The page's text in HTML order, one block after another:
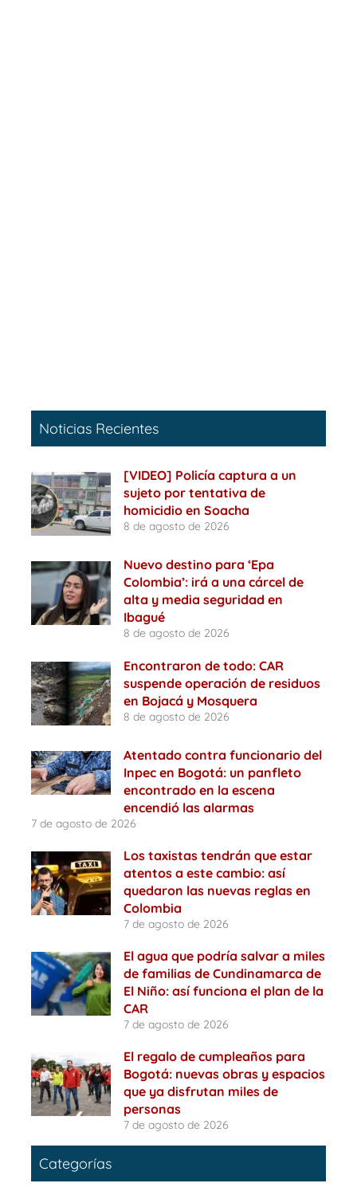
Noticias Recientes
[VIDEO] Policía captura a un
sujeto por tentativa de
homicidio en Soacha
8 de agosto de 2026
Nuevo destino para ‘Epa
Colombia’: irá a una cárcel de
alta y media seguridad en
Ibagué
8 de agosto de 2026
Encontraron de todo: CAR
suspende operación de residuos
en Bojacá y Mosquera
8 de agosto de 2026
Atentado contra funcionario del
Inpec en Bogotá: un panfleto
encontrado en la escena
encendió las alarmas
7 de agosto de 2026
Los taxistas tendrán que estar
atentos a este cambio: así
quedaron las nuevas reglas en
Colombia
7 de agosto de 2026
El agua que podría salvar a miles
de familias de Cundinamarca de
El Niño: así funciona el plan de la
CAR
7 de agosto de 2026
El regalo de cumpleaños para
Bogotá: nuevas obras y espacios
que ya disfrutan miles de
personas
7 de agosto de 2026
Categorías